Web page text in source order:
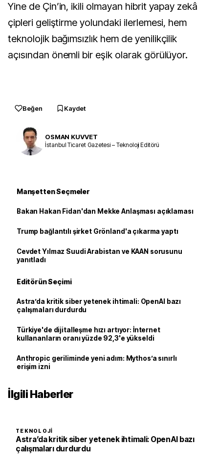
Yine de Çin’in, ikili olmayan hibrit yapay zekâ
çipleri geliştirme yolundaki ilerlemesi, hem
teknolojik bağımsızlık hem de yenilikçilik
açısından önemli bir eşik olarak görülüyor.
Beğen Kaydet
OSMAN KUVVET
İstanbul Ticaret Gazetesi – Teknoloji Editörü
Manşetten Seçmeler
Bakan Hakan Fidan'dan Mekke Anlaşması açıklaması
Trump bağlantılı şirket Grönland'a çıkarma yaptı
Cevdet Yılmaz Suudi Arabistan ve KAAN sorusunu
yanıtladı
Editörün Seçimi
Astra’da kritik siber yetenek ihtimali: OpenAI bazı
çalışmaları durdurdu
Türkiye'de dijitalleşme hızı artıyor: İnternet
kullananların oranı yüzde 92,3'e yükseldi
Anthropic geriliminde yeni adım: Mythos’a sınırlı
erişim izni
İlgili Haberler
TEKNOLOJI
Astra’da kritik siber yetenek ihtimali: OpenAI bazı
çalışmaları durdurdu